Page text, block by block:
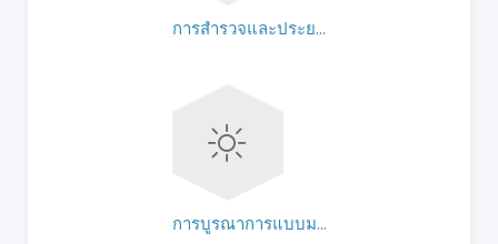
การสำรวจและประย...
การบูรณาการแบบม...